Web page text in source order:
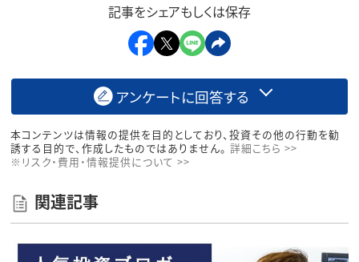
記事をシェアもしくは保存
アンケートに回答する
本コンテンツは情報の提供を目的としており、投資その他の行動を勧
誘する目的で、作成したものではありません。 詳細こちら >>
※リスク・費用・情報提供について >>
関連記事